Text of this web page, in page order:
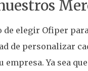
elegir Ofiper
de personalizar
empresa. Ya sea